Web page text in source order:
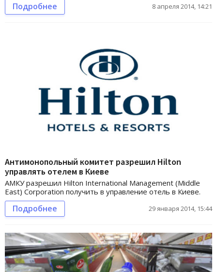
Подробнее 8 апреля 2014, 14:21
Антимонопольный комитет разрешил Hilton
управлять отелем в Киеве
АМКУ разрешил Hilton International Management (Middle
East) Corporation получить в управление отель в Киеве.
Подробнее 29 января 2014, 15:44